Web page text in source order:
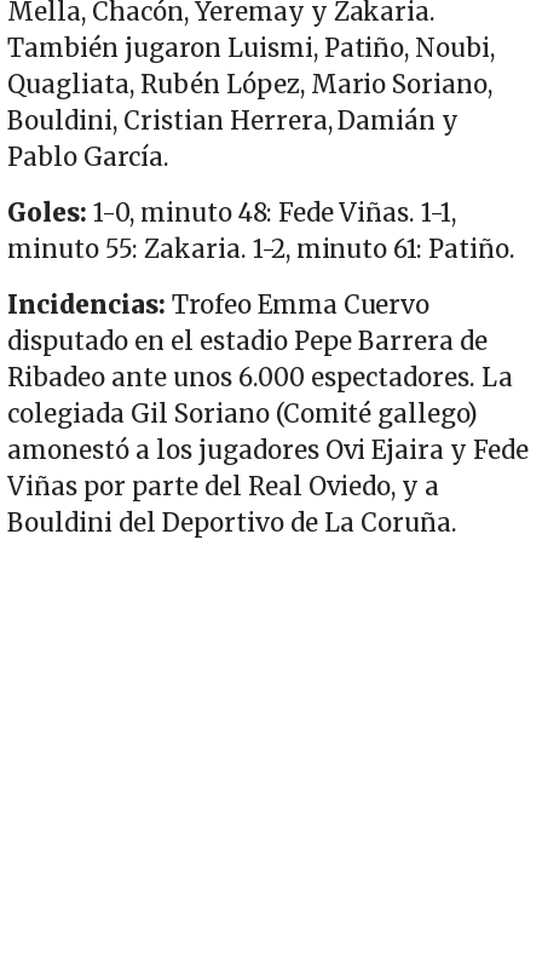
Mella, Chacón, Yeremay y Zakaria.
También jugaron Luismi, Patiño, Noubi,
Quagliata, Rubén López, Mario Soriano,
Bouldini, Cristian Herrera, Damián y
Pablo García.
Goles: 1-0, minuto 48: Fede Viñas. 1-1,
minuto 55: Zakaria. 1-2, minuto 61: Patiño.
Incidencias: Trofeo Emma Cuervo
disputado en el estadio Pepe Barrera de
Ribadeo ante unos 6.000 espectadores. La
colegiada Gil Soriano (Comité gallego)
amonestó a los jugadores Ovi Ejaira y Fede
Viñas por parte del Real Oviedo, y a
Bouldini del Deportivo de La Coruña.